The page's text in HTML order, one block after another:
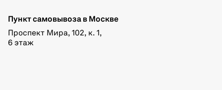
Пункт самовывоза в Москве
Проспект Мира, 102, к. 1,
6 этаж